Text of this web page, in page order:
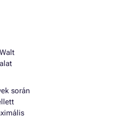
során